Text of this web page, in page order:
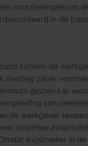
voorzieningen om
in de
kunnen de
zal er
gezien kan
kan
de werkgever
daarmee
explicieter in